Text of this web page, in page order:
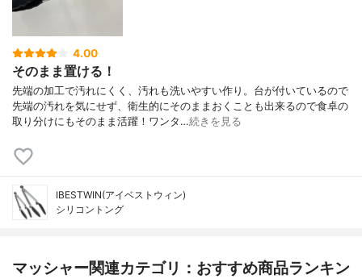
4.00
そのまま置ける！
先端の加工で汚れにくく、汚れも洗いやすい作り。台が付いているので
先端の汚れを気にせず、衛生的にそのままおくことも出来るので食卓の
取り分けにもそのまま活躍！ワンタ…続きを見る
IBESTWIN(アイベストウィン)
シリコントング
マッシャー関連カテゴリ：おすすめ商品ランキン